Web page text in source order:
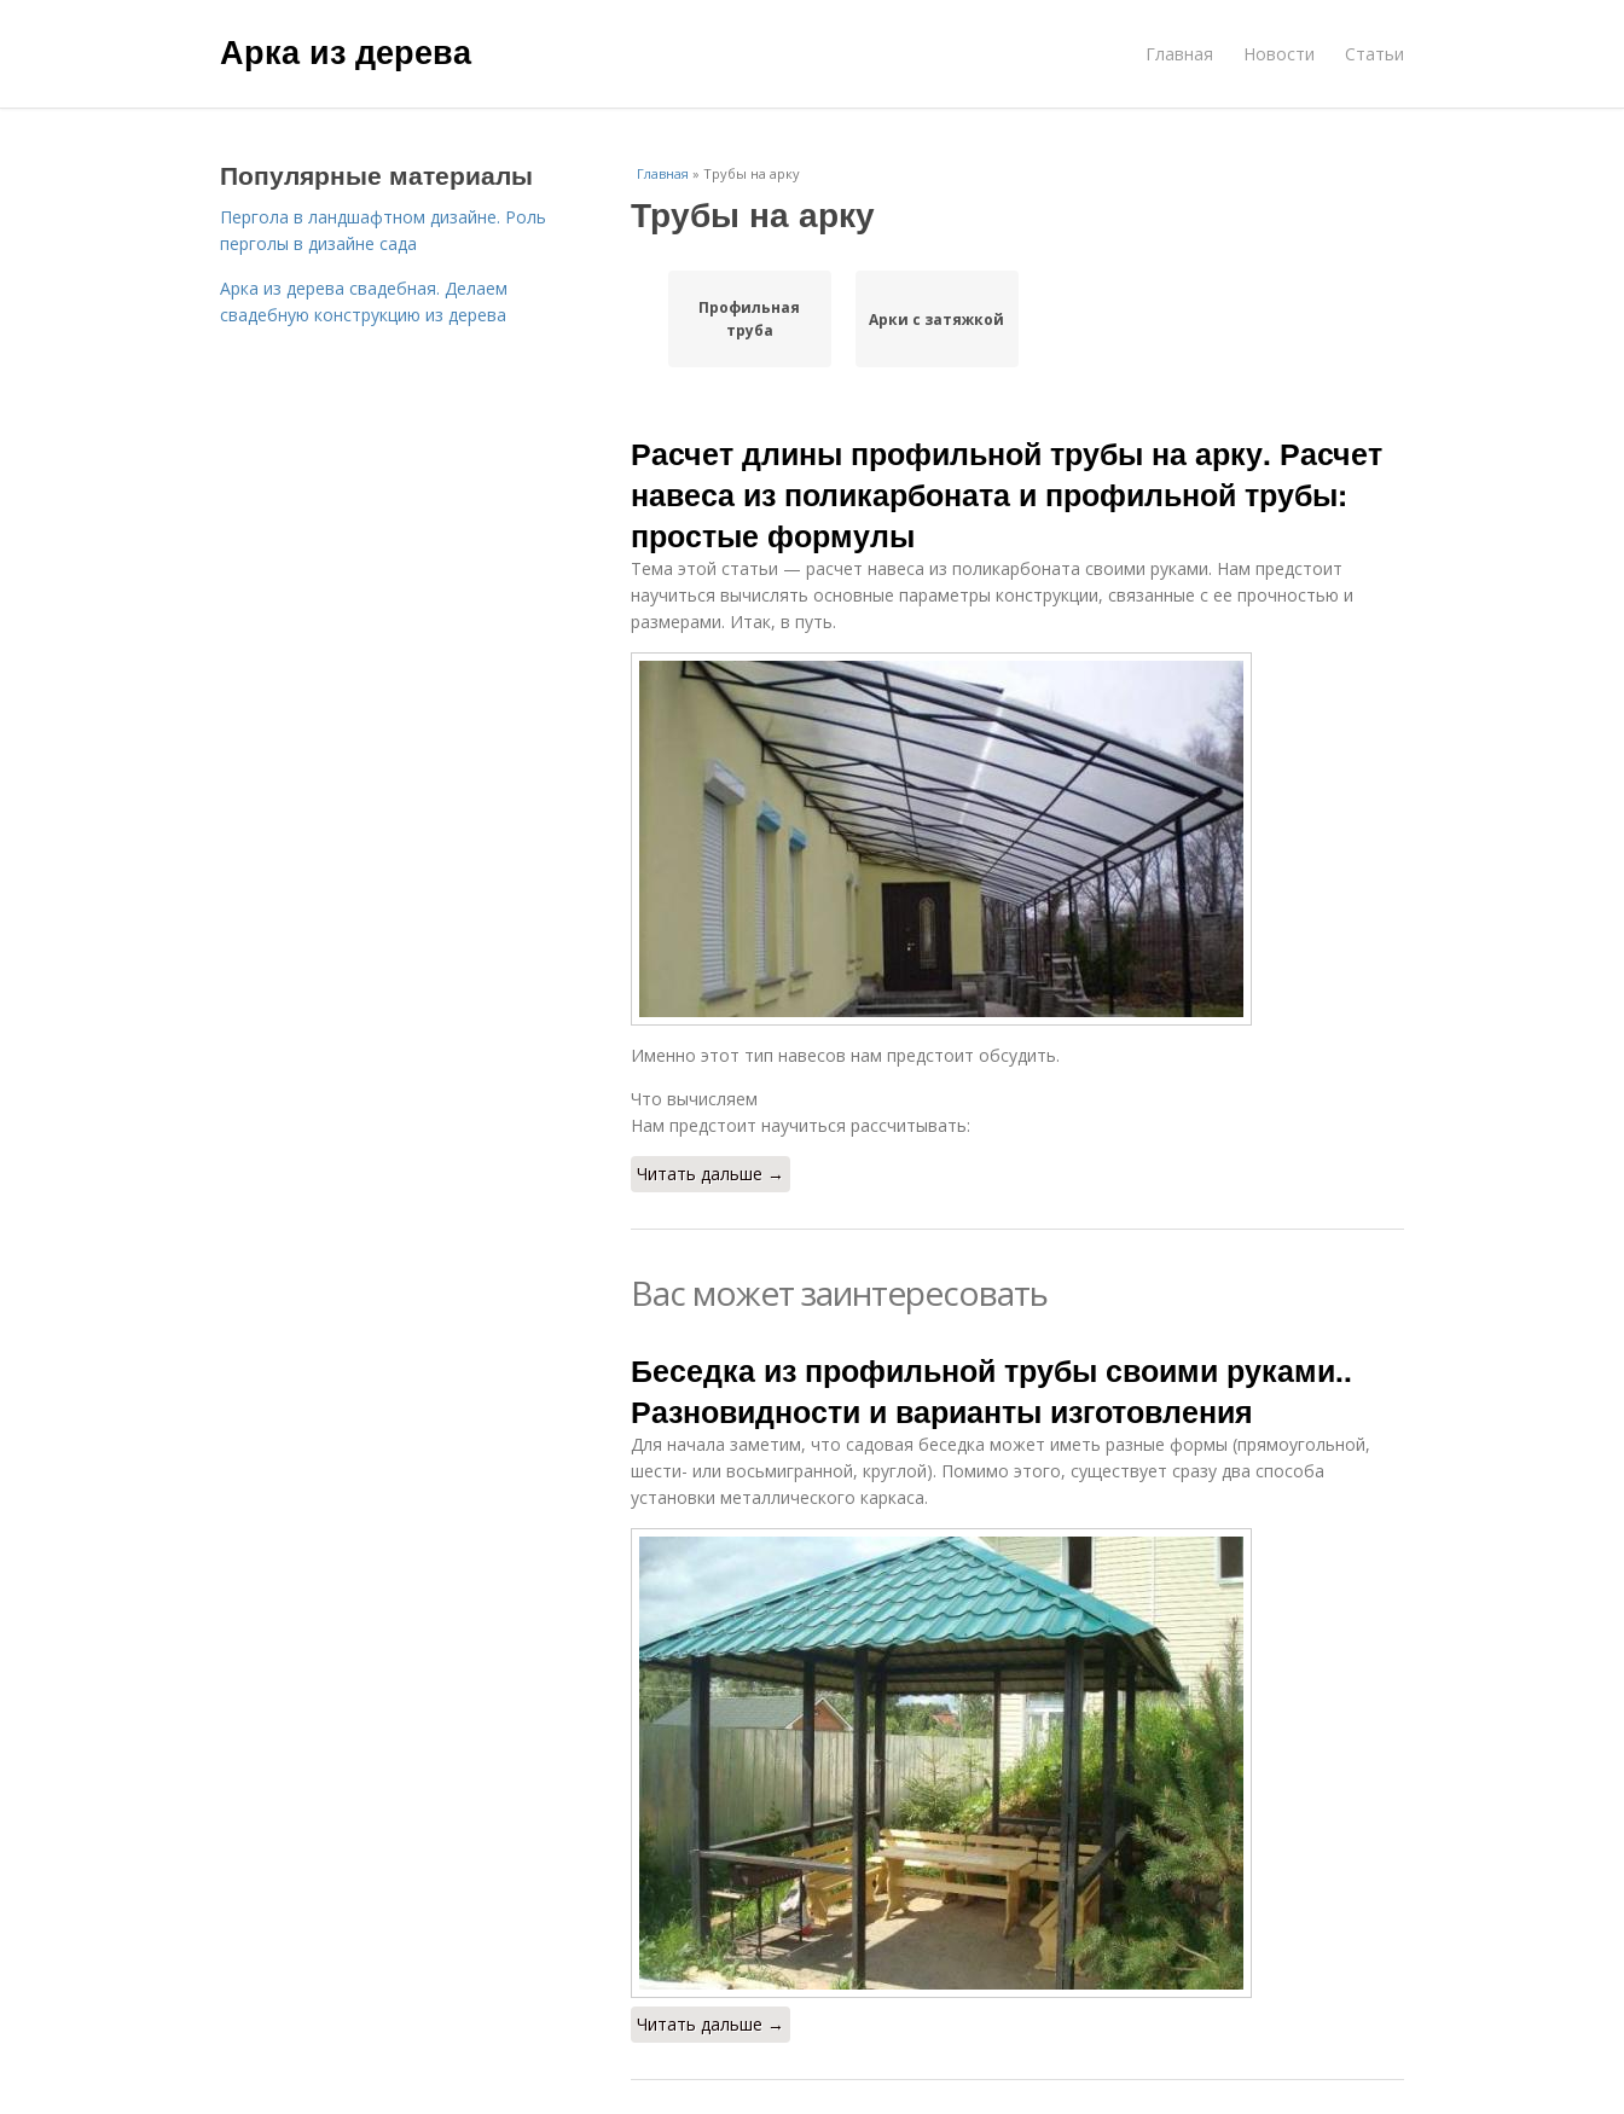
Арка из дерева Главная Новости Статьи
Главная » Трубы на арку
Трубы на арку
Профильная
труба
Арки с затяжкой
Расчет длины профильной трубы на арку. Расчет
навеса из поликарбоната и профильной трубы:
простые формулы
Тема этой статьи — расчет навеса из поликарбоната своими руками. Нам предстоит
научиться вычислять основные параметры конструкции, связанные с ее прочностью и
размерами. Итак, в путь.
Именно этот тип навесов нам предстоит обсудить.
Что вычисляем
Нам предстоит научиться рассчитывать:
Читать дальше →
Вас может заинтересовать
Беседка из профильной трубы своими руками..
Разновидности и варианты изготовления
Для начала заметим, что садовая беседка может иметь разные формы (прямоугольной,
шести- или восьмигранной, круглой). Помимо этого, существует сразу два способа
установки металлического каркаса.
Читать дальше →
Популярные материалы
Пергола в ландшафтном дизайне. Роль
перголы в дизайне сада
Арка из дерева свадебная. Делаем
свадебную конструкцию из дерева